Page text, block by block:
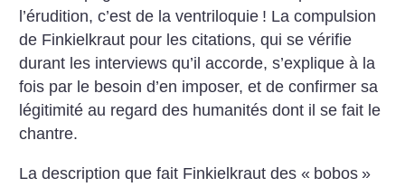
l’érudition, c’est de la ventriloquie ! La compulsion
de Finkielkraut pour les citations, qui se vérifie
durant les interviews qu’il accorde, s’explique à la
fois par le besoin d’en imposer, et de confirmer sa
légitimité au regard des humanités dont il se fait le
chantre.
La description que fait Finkielkraut des « bobos »